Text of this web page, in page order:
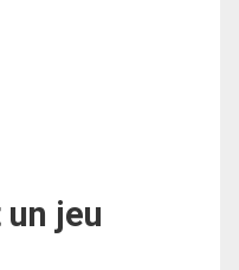
jeu